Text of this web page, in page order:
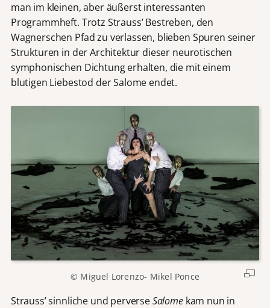
man im kleinen, aber äußerst interessanten
Programmheft. Trotz Strauss’ Bestreben, den
Wagnerschen Pfad zu verlassen, blieben Spuren seiner
Strukturen in der Architektur dieser neurotischen
symphonischen Dichtung erhalten, die mit einem
blutigen Liebestod der Salome endet.
© Miguel Lorenzo- Mikel Ponce
Strauss’ sinnliche und perverseSalomekam nun in